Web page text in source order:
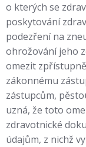
o kterých se
poskytování
podezření na
ohrožování jeho
omezit
zákonnému
zástupcům,
uzná, že toto
zdravotnické
údajům, z nichž